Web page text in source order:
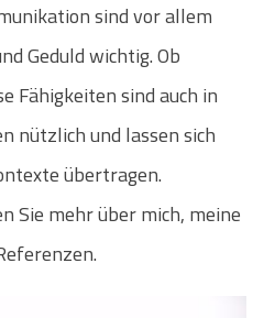
sind vor allem
Geduld wichtig. Ob
Fähigkeiten sind auch in
nützlich und lassen sich
übertragen.
Sie mehr über mich, meine